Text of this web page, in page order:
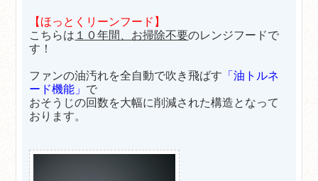
【ほっとくリーンフード】
こちらは １０年間、お掃除不要のレンジフードで
す！
ファンの油汚れを全自動で吹き飛ばす 「油トルネ
ード機能」 で
おそうじの回数を大幅に削減された構造となって
おります。